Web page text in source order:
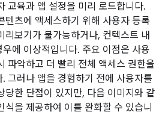
교육과 앱 설정을 미리 로드합니다.
텐츠에 액세스하기 위해 사용자 등록
리보기가 불가능하거나, 컨텍스트 내
에 이상적입니다. 주요 이점은 사용
파악하고 더 빨리 전체 액세스 권한을
그러나 앱을 경험하기 전에 사용자를
당한 단점이 있지만, 다음 이미지와 같
식을 제공하여 이를 완화할 수 있습니